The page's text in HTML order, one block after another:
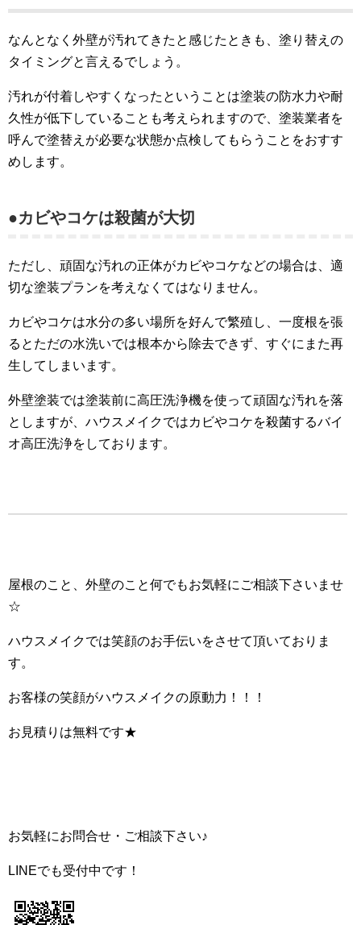
なんとなく外壁が汚れてきたと感じたときも、塗り替えの
タイミングと言えるでしょう。
汚れが付着しやすくなったということは塗装の防水力や耐
久性が低下していることも考えられますので、塗装業者を
呼んで塗替えが必要な状態か点検してもらうことをおすす
めします。
●カビやコケは殺菌が大切
ただし、頑固な汚れの正体がカビやコケなどの場合は、適
切な塗装プランを考えなくてはなりません。
カビやコケは水分の多い場所を好んで繁殖し、一度根を張
るとただの水洗いでは根本から除去できず、すぐにまた再
生してしまいます。
外壁塗装では塗装前に高圧洗浄機を使って頑固な汚れを落
としますが、ハウスメイクではカビやコケを殺菌するバイ
オ高圧洗浄をしております。
屋根のこと、外壁のこと何でもお気軽にご相談下さいませ
☆
ハウスメイクでは笑顔のお手伝いをさせて頂いておりま
す。
お客様の笑顔がハウスメイクの原動力！！！
お見積りは無料です★
お気軽にお問合せ・ご相談下さい♪
LINEでも受付中です！